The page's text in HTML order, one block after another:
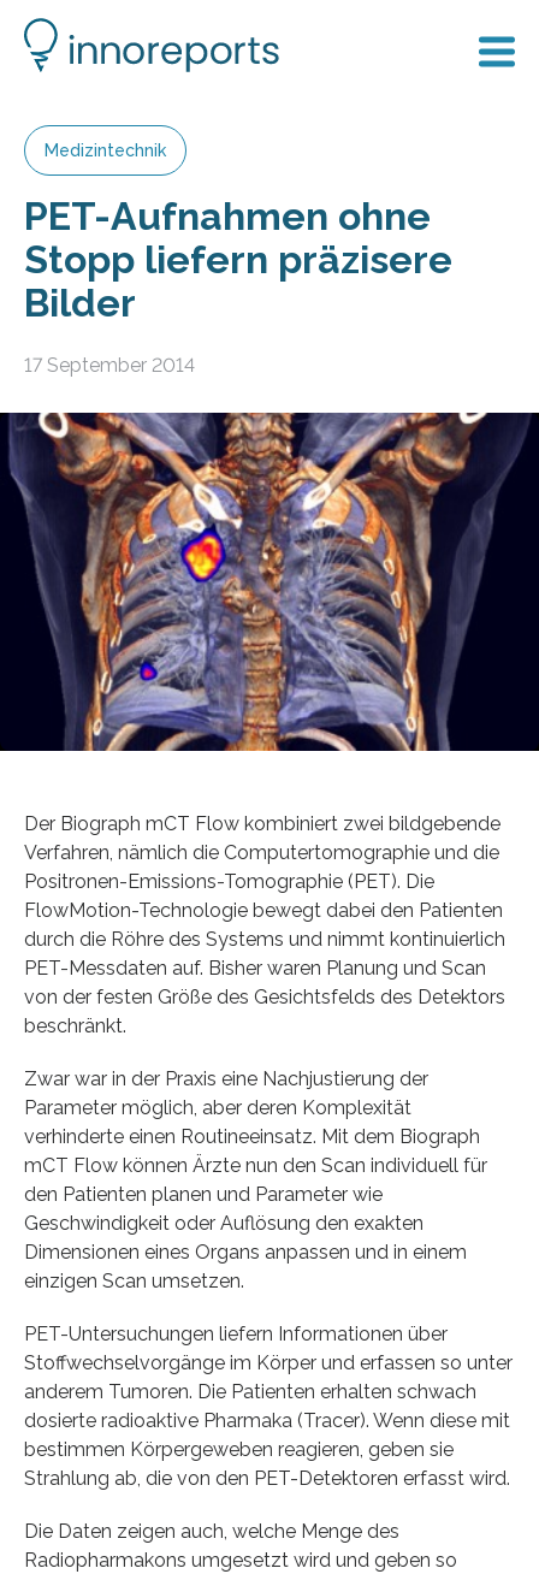
Medizintechnik
PET-Aufnahmen ohne
Stopp liefern präzisere
Bilder
17 September 2014
Der Biograph mCT Flow kombiniert zwei bildgebende
Verfahren, nämlich die Computertomographie und die
Positronen-Emissions-Tomographie (PET). Die
FlowMotion-Technologie bewegt dabei den Patienten
durch die Röhre des Systems und nimmt kontinuierlich
PET-Messdaten auf. Bisher waren Planung und Scan
von der festen Größe des Gesichtsfelds des Detektors
beschränkt.
Zwar war in der Praxis eine Nachjustierung der
Parameter möglich, aber deren Komplexität
verhinderte einen Routineeinsatz. Mit dem Biograph
mCT Flow können Ärzte nun den Scan individuell für
den Patienten planen und Parameter wie
Geschwindigkeit oder Auflösung den exakten
Dimensionen eines Organs anpassen und in einem
einzigen Scan umsetzen.
PET-Untersuchungen liefern Informationen über
Stoffwechselvorgänge im Körper und erfassen so unter
anderem Tumoren. Die Patienten erhalten schwach
dosierte radioaktive Pharmaka (Tracer). Wenn diese mit
bestimmen Körpergeweben reagieren, geben sie
Strahlung ab, die von den PET-Detektoren erfasst wird.
Die Daten zeigen auch, welche Menge des
Radiopharmakons umgesetzt wird und geben so